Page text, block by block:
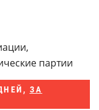
партии
, ЗА